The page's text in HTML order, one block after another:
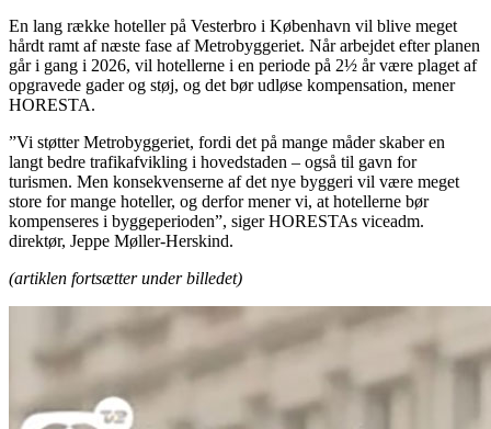
En lang række hoteller på Vesterbro i København vil blive meget
hårdt ramt af næste fase af Metrobyggeriet. Når arbejdet efter planen
går i gang i 2026, vil hotellerne i en periode på 2½ år være plaget af
opgravede gader og støj, og det bør udløse kompensation, mener
HORESTA.
”Vi støtter Metrobyggeriet, fordi det på mange måder skaber en
langt bedre trafikafvikling i hovedstaden – også til gavn for
turismen. Men konsekvenserne af det nye byggeri vil være meget
store for mange hoteller, og derfor mener vi, at hotellerne bør
kompenseres i byggeperioden”, siger HORESTAs viceadm.
direktør, Jeppe Møller-Herskind.
(artiklen fortsætter under billedet)